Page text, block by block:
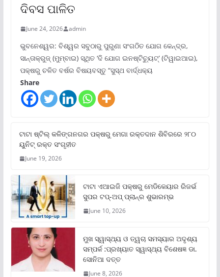
ଦିବସ ପାଳିତ
June 24, 2026 admin
ଭୁବନେଶ୍ୱର: ବିଶ୍ୱର ସବୁଠାରୁ ପୁରୁଣା ସଂଗଠିତ ଯୋଗ କେନ୍ଦ୍ର,
ସାନ୍ତାକ୍ରୁଜ୍ (ମୁମ୍ବାଇ) ସ୍ଥିତ ‘ଦି ଯୋଗ ଇନଷ୍ଟିଚ୍ୟୁଟ୍‌’ (ଟିୱାଇଆଇ),
ପକ୍ଷରୁ ଚଳିତ ବର୍ଷର ବିଷୟବସ୍ତୁ “ସୁସ୍ଥ ବାର୍ଦ୍ଧକ୍ୟ
Share
ଟାଟା ଷ୍ଟିଲ୍‌ କଳିଙ୍ଗନଗର ପକ୍ଷରୁ ମେଗା ରକ୍ତଦାନ ଶିବିରରେ ୨୮୦
ୟୁନିଟ୍‌ ରକ୍ତ ସଂଗୃହୀତ
June 19, 2026
ଟାଟା ଏଆଇଜି ପକ୍ଷରୁ ମେଡିକେୟାର ରିଜର୍ଭ
ସୁପର ଟପ୍‌-ଅପ୍ ପ୍ଲାନ୍‌ର ଶୁଭାରମ୍ଭ
June 10, 2026
ମୁଖ ସ୍ୱାସ୍ଥ୍ୟ ଓ ତ୍ୱଚା ସମସ୍ୟାର ଅଦୃଶ୍ୟ
ସମ୍ପର୍କ :ପ୍ରଖ୍ୟାତ ସ୍ୱାସ୍ଥ୍ୟ ବିଶେଷଜ୍ଞ ଡା.
ସୋନିଆ ଦତ୍ତ
June 8, 2026